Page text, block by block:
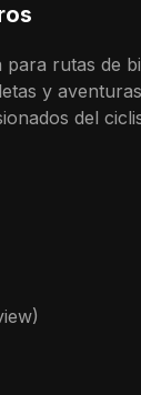
para rutas de
y
del